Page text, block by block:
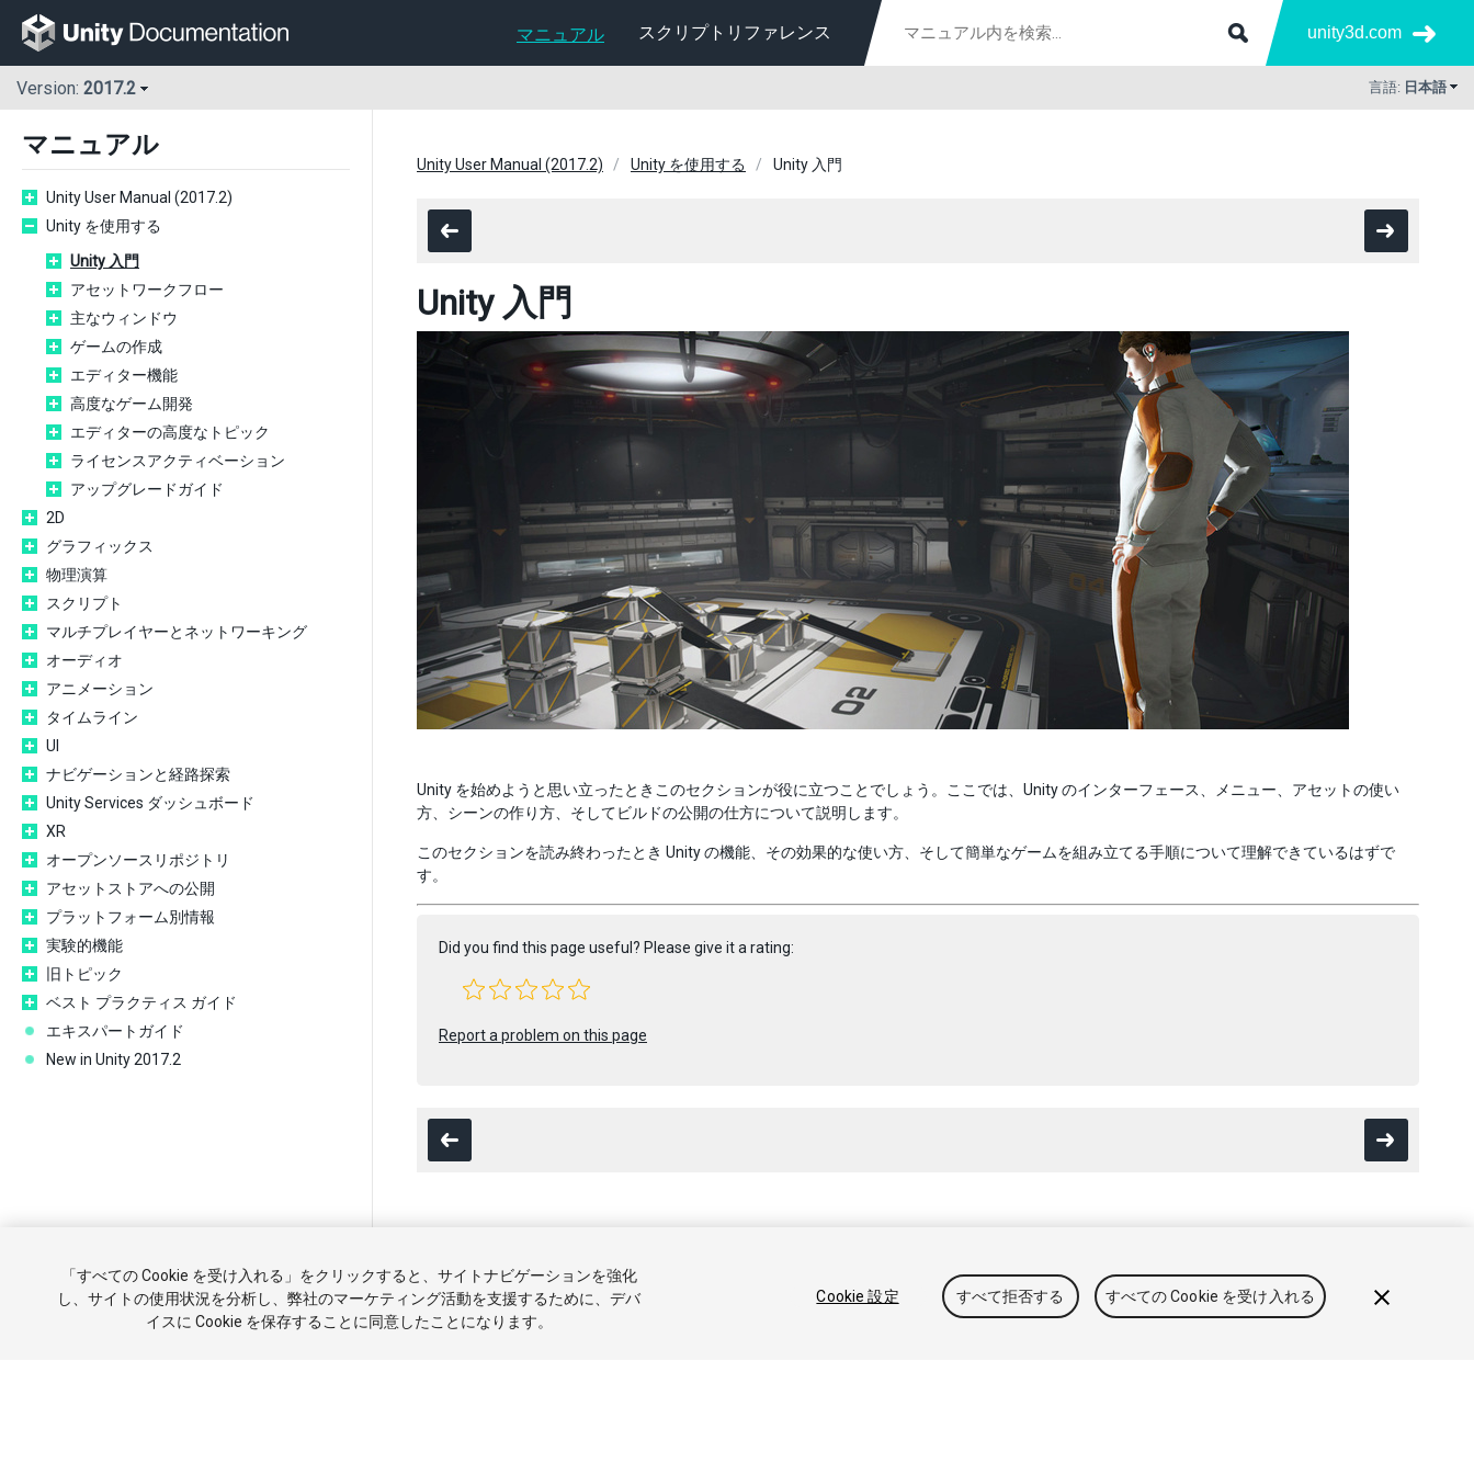
マニュアル スクリプトリファレンス unity3d.com
Version: 2017.2 言語: 日本語
マニュアル
Unity User Manual (2017.2)
Unity を使用する
Unity 入門
アセットワークフロー
主なウィンドウ
ゲームの作成
エディター機能
高度なゲーム開発
エディターの高度なトピック
ライセンスアクティベーション
アップグレードガイド
2D
グラフィックス
物理演算
スクリプト
マルチプレイヤーとネットワーキング
オーディオ
アニメーション
タイムライン
UI
ナビゲーションと経路探索
Unity Services ダッシュボード
XR
オープンソースリポジトリ
アセットストアへの公開
プラットフォーム別情報
実験的機能
旧トピック
ベスト プラクティス ガイド
エキスパートガイド
New in Unity 2017.2
Unity User Manual (2017.2) Unity を使用する Unity 入門
Unity 入門
Unity を始めようと思い立ったときこのセクションが役に立つことでしょう。ここでは、Unity のインターフェース、メニュー、アセットの使い
方、シーンの作り方、そしてビルドの公開の仕方について説明します。
このセクションを読み終わったとき Unity の機能、その効果的な使い方、そして簡単なゲームを組み立てる手順について理解できているはずで
す。
Did you find this page useful? Please give it a rating:
Report a problem on this page
チュートリアル Answers ナレッジベース アセットストア 商標と利用規約 法律関連 プライバシーポリシー クッキー 私の個人情
「すべての Cookie を受け入れる」をクリックすると、サイトナビゲーションを強化
し、サイトの使用状況を分析し、弊社のマーケティング活動を支援するために、デバ
イスに Cookie を保存することに同意したことになります。
Cookie 設定 すべて拒否する すべての Cookie を受け入れる